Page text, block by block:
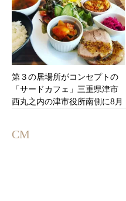
第３の居場所がコンセプトの
「サードカフェ」三重県津市
西丸之内の津市役所南側に8月
CM